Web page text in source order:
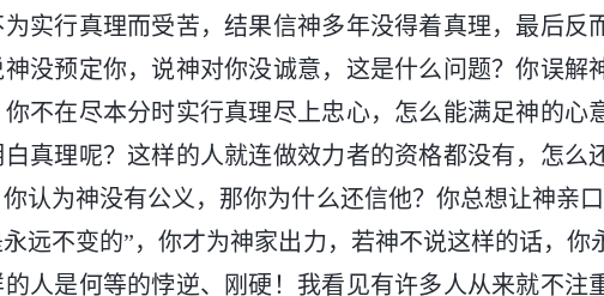
实行真理而受苦，结果信神多年没得着真理，最后反
没预定你，说神对你没诚意，这是什么问题？你误解
不在尽本分时实行真理尽上忠心，怎么能满足神的心
真理呢？这样的人就连做效力者的资格都没有，怎么
认为神没有公义，那你为什么还信他？你总想让神亲
远不变的”，你才为神家出力，若神不说这样的话，你
人是何等的悖逆、刚硬！我看见有许多人从来就不注